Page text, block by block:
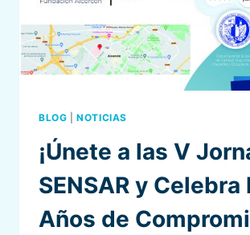
BLOG |NOTICIAS
¡Únete a las V
SENSAR y Celebra
Años de